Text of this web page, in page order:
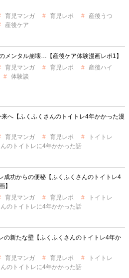
育児マンガ 育児レポ
産後うつ
産後ケア
メンタル崩壊…【産後ケア体験漫画レポ1】
育児マンガ 育児レポ
産後ハイ
体験談
へ【ふくふくさんのトイトレ4年かかった漫
育児マンガ 育児レポ
トイトレ
のトイトレに4年かかった話
成功からの便秘【ふくふくさんのトイトレ4
】
育児マンガ 育児レポ
トイトレ
のトイトレに4年かかった話
の新たな壁【ふくふくさんのトイトレ4年か
育児マンガ 育児レポ
トイトレ
のトイトレに4年かかった話